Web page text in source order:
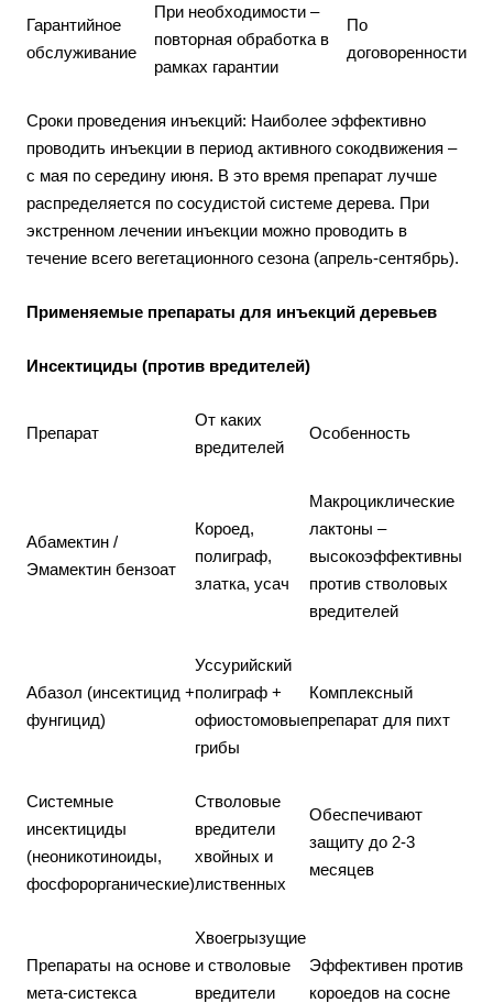
Гарантийное
обслуживание
При необходимости –
повторная обработка в
рамках гарантии
По
договоренности
Сроки проведения инъекций: Наиболее эффективно
проводить инъекции в период активного сокодвижения –
с мая по середину июня. В это время препарат лучше
распределяется по сосудистой системе дерева. При
экстренном лечении инъекции можно проводить в
течение всего вегетационного сезона (апрель-сентябрь).
Применяемые препараты для инъекций деревьев
Инсектициды (против вредителей)
Препарат
От каких
вредителей
Особенность
Абамектин /
Эмамектин бензоат
Короед,
полиграф,
златка, усач
Макроциклические
лактоны –
высокоэффективны
против стволовых
вредителей
Абазол (инсектицид +
фунгицид)
Уссурийский
полиграф +
офиостомовые
грибы
Комплексный
препарат для пихт
Системные
инсектициды
(неоникотиноиды,
фосфорорганические)
Стволовые
вредители
хвойных и
лиственных
Обеспечивают
защиту до 2-3
месяцев
Препараты на основе
мета-систекса
Хвоегрызущие
и стволовые
вредители
Эффективен против
короедов на сосне